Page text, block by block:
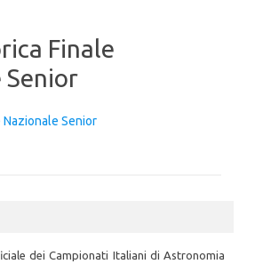
Finale
Senior
Nazionale Senior
dei Campionati Italiani di Astronomia